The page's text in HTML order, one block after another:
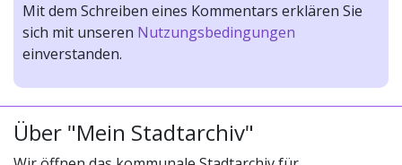
Mit dem Schreiben eines Kommentars erklären Sie
sich mit unseren Nutzungsbedingungen
einverstanden.
Über "Mein Stadtarchiv"